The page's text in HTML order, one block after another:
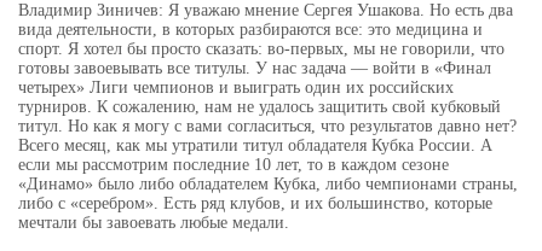
Владимир Зиничев: Я уважаю мнение Сергея Ушакова. Но есть два
вида деятельности, в которых разбираются все: это медицина и
спорт. Я хотел бы просто сказать: во-первых, мы не говорили, что
готовы завоевывать все титулы. У нас задача — войти в «Финал
четырех» Лиги чемпионов и выиграть один их российских
турниров. К сожалению, нам не удалось защитить свой кубковый
титул. Но как я могу с вами согласиться, что результатов давно нет?
Всего месяц, как мы утратили титул обладателя Кубка России. А
если мы рассмотрим последние 10 лет, то в каждом сезоне
«Динамо» было либо обладателем Кубка, либо чемпионами страны,
либо с «серебром». Есть ряд клубов, и их большинство, которые
мечтали бы завоевать любые медали.